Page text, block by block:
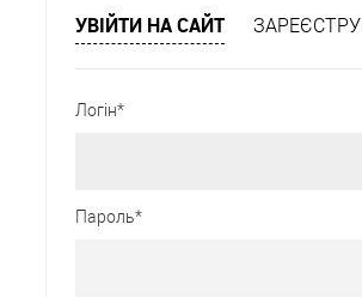
УВІЙТИ НА САЙТ
Логін*
Пароль*